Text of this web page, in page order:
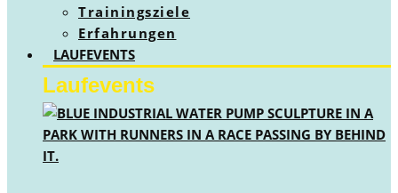
Trainingsziele
Erfahrungen
LAUFEVENTS
Laufevents